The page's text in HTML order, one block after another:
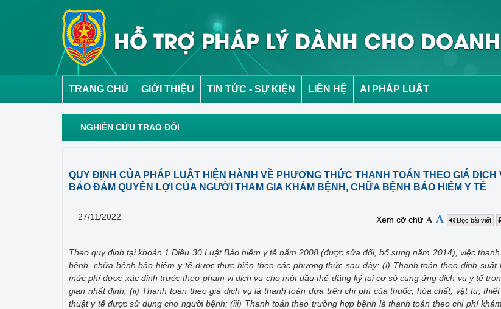
TRANG CHỦ GIỚI THIỆU TIN TỨC - SỰ KIỆN LIÊN HỆ AI PHÁP LUẬT
NGHIÊN CỨU TRAO ĐỔI
QUY ĐỊNH CỦA PHÁP LUẬT HIỆN HÀNH VỀ PHƯƠNG THỨC THANH TOÁN THEO GIÁ DỊCH
BẢO ĐẢM QUYỀN LỢI CỦA NGƯỜI THAM GIA KHÁM BỆNH, CHỮA BỆNH BẢO HIỂM Y TẾ
27/11/2022 Xem cỡ chữ Đọc bài viết
Theo quy định tại khoản 1 Điều 30 Luật Bảo hiểm y tế năm 2008 (được sửa đổi, bổ sung năm 2014), việc
bệnh, chữa bệnh bảo hiểm y tế được thực hiện theo các phương thức sau đây: (i) Thanh toán theo định suất
mức phí được xác định trước theo phạm vi dịch vụ cho một đầu thẻ đăng ký tại cơ sở cung ứng dịch vụ y tế
gian nhất định; (ii) Thanh toán theo giá dịch vụ là thanh toán dựa trên chi phí của thuốc, hóa chất, vật tư,
thuật y tế được sử dụng cho người bệnh; (iii) Thanh toán theo trường hợp bệnh là thanh toán theo chi phí